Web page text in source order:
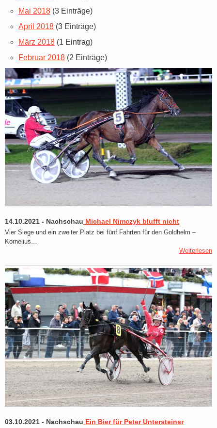
Mai 2018 (3 Einträge)
April 2018 (3 Einträge)
März 2018 (1 Eintrag)
Februar 2018 (2 Einträge)
14.10.2021 - Nachschau Michael Nimczyk blufft nicht
Vier Siege und ein zweiter Platz bei fünf Fahrten für den Goldhelm –
Kornelius…
Weiterlesen
03.10.2021 - Nachschau Ein Bier für Peter Untersteiner